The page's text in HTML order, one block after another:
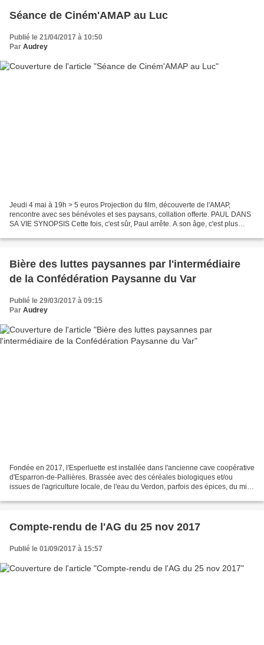
Séance de Ciném'AMAP au Luc
Publié le 21/04/2017 à 10:50
Par Audrey
Jeudi 4 mai à 19h > 5 euros Projection du film, découverte de l'AMAP,
rencontre avec ses bénévoles et ses paysans, collation offerte. PAUL DANS
SA VIE SYNOPSIS Cette fois, c'est sûr, Paul arrête. A son âge, c'est plus
Bière des luttes paysannes par l'intermédiaire
de la Confédération Paysanne du Var
Publié le 29/03/2017 à 09:15
Par Audrey
Fondée en 2017, l'Esperluette est installée dans l'ancienne cave coopérative
d'Esparron-de-Pallières. Brassée avec des céréales biologiques et/ou
issues de l'agriculture locale, de l'eau du Verdon, parfois des épices, du miel
Compte-rendu de l'AG du 25 nov 2017
Publié le 01/09/2017 à 15:57